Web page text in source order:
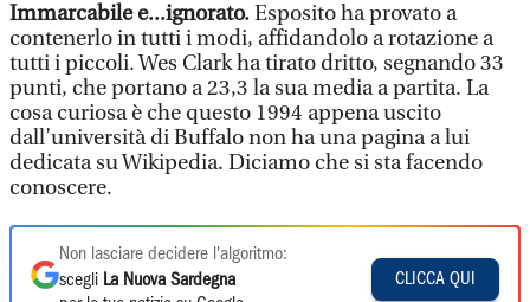
Immarcabile e...ignorato.Esposito ha provato a
contenerlo in tutti i modi, affidandolo a rotazione a
tutti i piccoli. Wes Clark ha tirato dritto, segnando 33
punti, che portano a 23,3 la sua media a partita. La
cosa curiosa è che questo 1994 appena uscito
dall’università di Buffalo non ha una pagina a lui
dedicata su Wikipedia. Diciamo che si sta facendo
conoscere.
Non lasciare decidere l'algoritmo:
scegli La Nuova Sardegna
CLICCA QUI